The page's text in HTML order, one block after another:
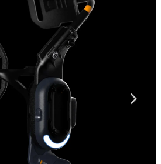
えた日本語
裏技」「ラスボス」… ゲームにまつわる言葉
の変遷を、コンピューター文化史研究家・タ